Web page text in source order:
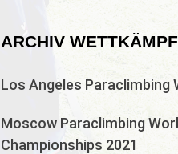
ARCHIV
Los Angeles Paraclimbing
Moscow Paraclimbing
Championships 2021